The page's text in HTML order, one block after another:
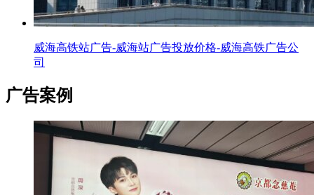
威海高铁站广告-威海站广告投放价格-威海高铁广告公
司
广告案例